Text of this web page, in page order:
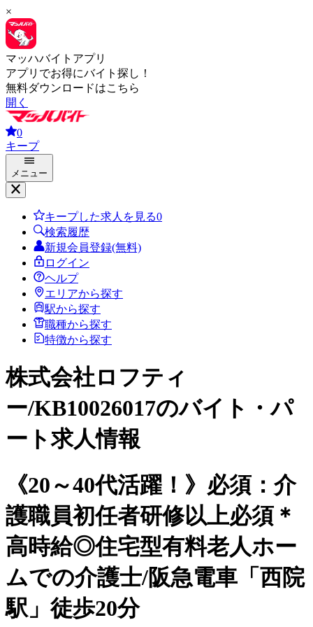
×
マッハバイトアプリ
アプリでお得にバイト探し！
無料ダウンロードはこちら
開く
0
キープ
メニュー
キープした求人を見る0
検索履歴
新規会員登録(無料)
ログイン
ヘルプ
エリアから探す
駅から探す
職種から探す
特徴から探す
株式会社ロフティ
ー/KB10026017のバイト・パ
ート求人情報
《20～40代活躍！》必須：介
護職員初任者研修以上必須＊
高時給◎住宅型有料老人ホー
ムでの介護士/阪急電車「西院
駅」徒歩20分